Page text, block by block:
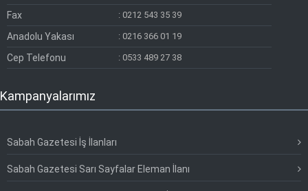
Fax : 0212 543 35 39
Anadolu Yakası : 0216 366 01 19
Cep Telefonu : 0533 489 27 38
Kampanyalarımız
Sabah Gazetesi İş İlanları
Sabah Gazetesi Sarı Sayfalar Eleman İlanı